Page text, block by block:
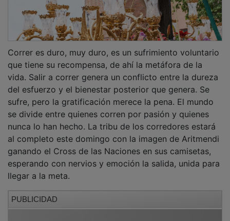
Correr es duro, muy duro, es un sufrimiento voluntario
que tiene su recompensa, de ahí la metáfora de la
vida. Salir a correr genera un conflicto entre la dureza
del esfuerzo y el bienestar posterior que genera. Se
sufre, pero la gratificación merece la pena. El mundo
se divide entre quienes corren por pasión y quienes
nunca lo han hecho. La tribu de los corredores estará
al completo este domingo con la imagen de Aritmendi
ganando el Cross de las Naciones en sus camisetas,
esperando con nervios y emoción la salida, unida para
llegar a la meta.
PUBLICIDAD